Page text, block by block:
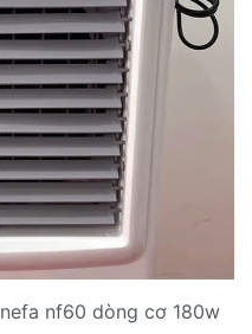
nf60 dòng cơ 180w